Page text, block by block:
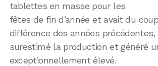
tablettes en masse pour les
fêtes de fin d’année et avait du
différence des années précédentes,
surestimé la production et généré
exceptionnellement élevé.